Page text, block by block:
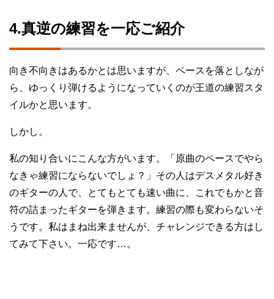
4.真逆の練習を一応ご紹介
向き不向きはあるかとは思いますが、ペースを落としなが
ら、ゆっくり弾けるようになっていくのが王道の練習スタ
イルかと思います。
しかし。
私の知り合いにこんな方がいます。「原曲のペースでやら
なきゃ練習にならないでしょ？」その人はデスメタル好き
のギターの人で、とてもとても速い曲に、これでもかと音
符の詰まったギターを弾きます。練習の際も変わらないそ
うです。私はまね出来ませんが、チャレンジできる方はし
てみて下さい。一応です…。